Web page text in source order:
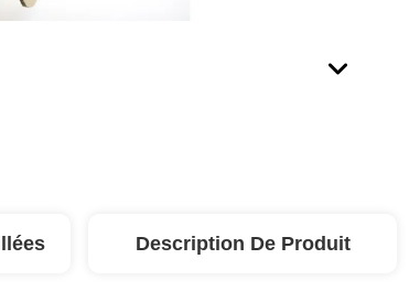
Description De Produit